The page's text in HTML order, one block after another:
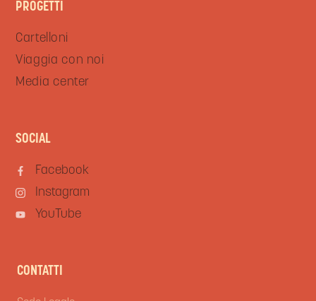
PROGETTI
Cartelloni
Viaggia con noi
Media center
SOCIAL
Facebook
Instagram
YouTube
CONTATTI